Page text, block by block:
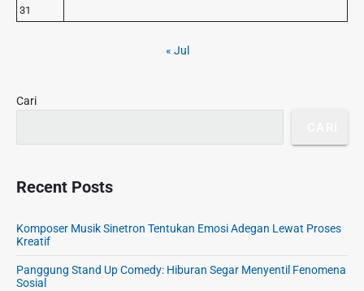
d
e
31
« Jul
Cari
Recent Posts
Komposer Musik Sinetron Tentukan Emosi Adegan Lewat Proses
Kreatif
Panggung Stand Up Comedy: Hiburan Segar Menyentil Fenomena
Sosial